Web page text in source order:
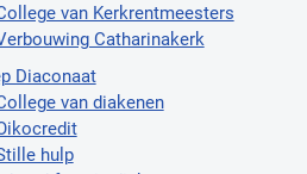
van Kerkrentmeesters
Catharinakerk
Diaconaat
van diakenen
hulp